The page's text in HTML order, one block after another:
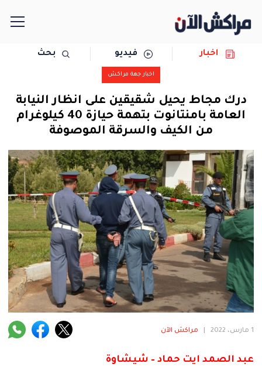
سياسة
رياضة
حوادث
دولية
المرأة
فنية
منوعة
اخبار فيديو بحث
اخبار جهة مراكش
درك مجاط يحيل شقيقين على انظار النيابة
العامة بامنتانوت بتهمة حيازة 40 كيلوغرام
من الكيف والسرقة الموصوفة
1 مارس، 2022 مراكش الآن
عبد الصمد ايت حماد – شيشاوة